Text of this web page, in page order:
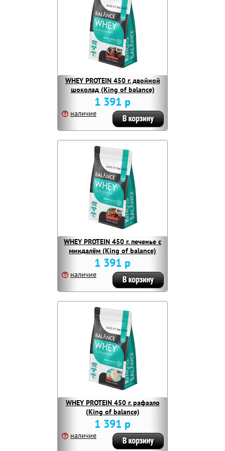
WHEY PROTEIN 450 г. двойной
шоколад (King of balance)
1 391 р
наличие
WHEY PROTEIN 450 г. печенье с
миндалём (King of balance)
1 391 р
наличие
WHEY PROTEIN 450 г. рафаэло
(King of balance)
1 391 р
наличие